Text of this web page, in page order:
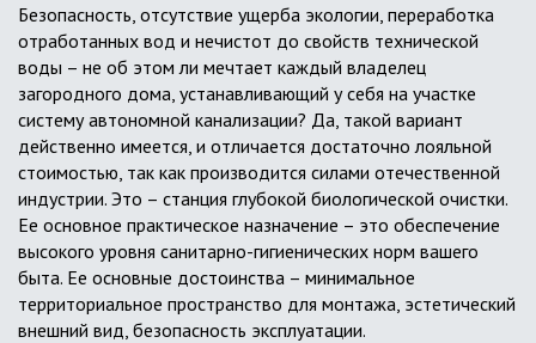
Безопасность, отсутствие ущерба экологии, переработка
отработанных вод и нечистот до свойств технической
воды – не об этом ли мечтает каждый владелец
загородного дома, устанавливающий у себя на участке
систему автономной канализации? Да, такой вариант
действенно имеется, и отличается достаточно лояльной
стоимостью, так как производится силами отечественной
индустрии. Это – станция глубокой биологической очистки.
Ее основное практическое назначение – это обеспечение
высокого уровня санитарно-гигиенических норм вашего
быта. Ее основные достоинства – минимальное
территориальное пространство для монтажа, эстетический
внешний вид, безопасность эксплуатации.